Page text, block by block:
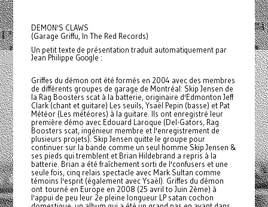
DEMON'S CLAWS
(Garage Griffu, In The Red Records)
Un petit texte de présentation traduit automatiquement par
Jean Philippe Google :
Griffes du démon ont été formés en 2004 avec des membres
de différents groupes de garage de Montréal: Skip Jensen de
la Rag Boosters scat à la batterie, originaire d'Edmonton Jeff
Clark (chant et guitare) Les seuils, Ysaël Pepin (basse) et Pat
Météor (Les météores) à la guitare. Ils ont enregistré leur
première démo avec Edouard Laroque (Del-Gators, Rag
Boosters scat, ingénieur membre et l'enregistrement de
plusieurs projets). Skip Jensen quitte le groupe pour
continuer sur la bande comme un seul homme Skip Jensen &
ses pieds qui tremblent et Brian Hildebrand a repris à la
batterie. Brian a été fraîchement sorti de l'confusers et une
seule fois, cinq relais spectacle avec Mark Sultan comme
témoins l'esprit (également avec Ysaël). Griffes du démon
ont tourné en Europe en 2008 (25 avril to Juin 2ème) à
l'appui de peu leur 2e pleine longueur LP satan cochon